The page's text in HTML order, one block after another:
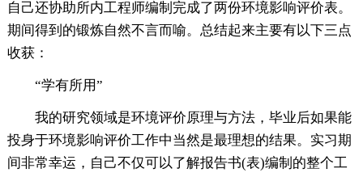
自己还协助所内工程师编制完成了两份环境影响评价表。
期间得到的锻炼自然不言而喻。总结起来主要有以下三点
收获：
“学有所用”
我的研究领域是环境评价原理与方法，毕业后如果能
投身于环境影响评价工作中当然是最理想的结果。实习期
间非常幸运，自己不仅可以了解报告书(表)编制的整个工